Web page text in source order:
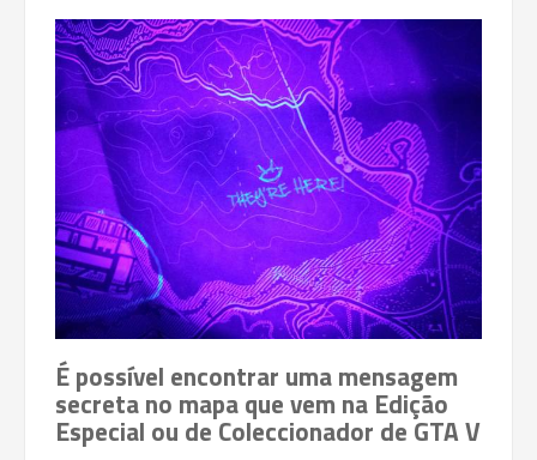
É possível encontrar uma mensagem
secreta no mapa que vem na Edição
Especial ou de Coleccionador de GTA V